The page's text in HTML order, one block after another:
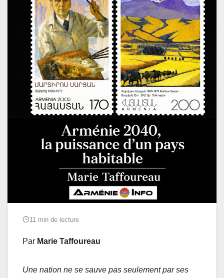
11 min de lecture
Par Marie Taffoureau
Une nation ne se sauve pas seulement par ses